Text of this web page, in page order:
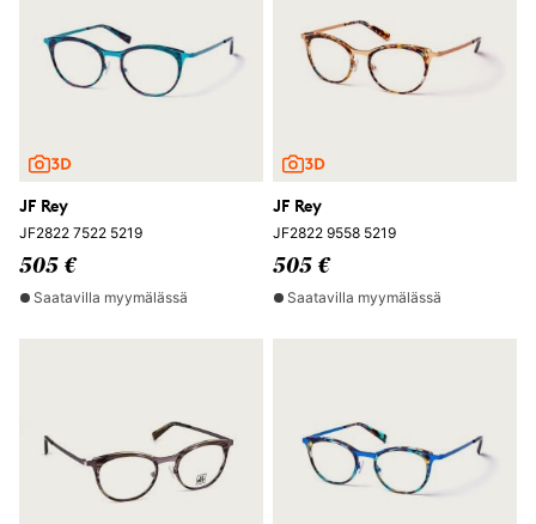
JF Rey
JF2822 7522 5219
505 €
Saatavilla myymälässä
JF Rey
JF2822 9558 5219
505 €
Saatavilla myymälässä